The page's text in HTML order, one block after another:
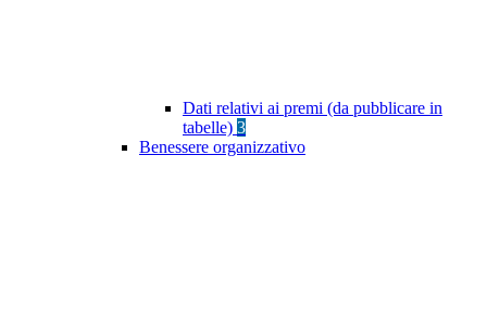
Dati relativi ai premi (da pubblicare in
tabelle) 3
Benessere organizzativo